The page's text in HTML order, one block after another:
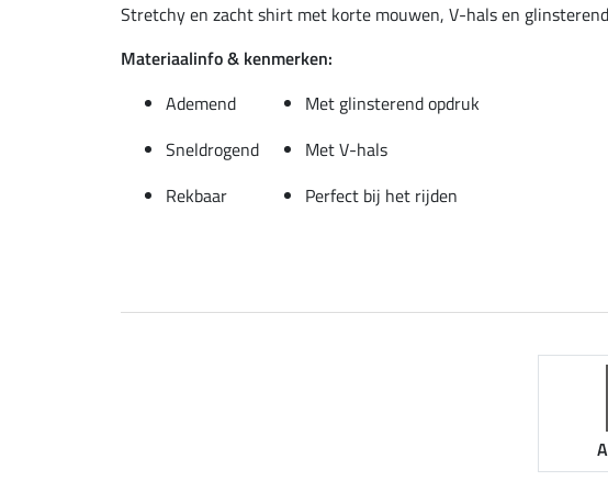
Stretchy en zacht shirt met korte mouwen, V-hals en
Materiaalinfo & kenmerken:
Ademend
Met glinsterend opdruk
Sneldrogend
Met V-hals
Rekbaar
Perfect bij het rijden